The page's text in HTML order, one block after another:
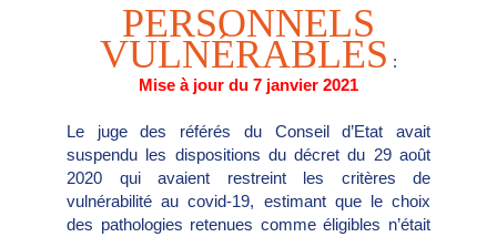
PERSONNELS
VULNÉRABLES :
Mise à jour du 7 janvier 2021
Le juge des référés du Conseil d’Etat avait
suspendu les dispositions du décret du 29 août
2020 qui avaient restreint les critères de
vulnérabilité au covid-19, estimant que le choix
des pathologies retenues comme éligibles n’était